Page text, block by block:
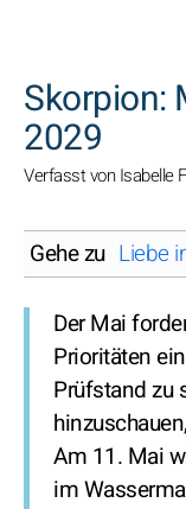
Skorpion:
2029
Verfasst von Isabelle
Gehe zu Liebe
Der Mai
Prioritäten
Prüfstand zu
Am 11. Mai
im